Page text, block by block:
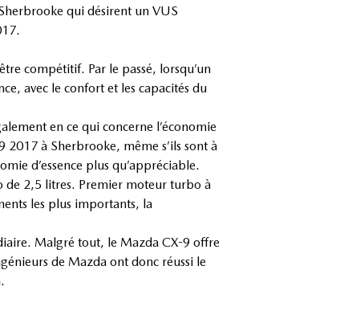
qui désirent un VUS
compétitif. Par le passé, lorsqu’un
avec le confort et les capacités du
en ce qui concerne l’économie
à Sherbrooke, même s’ils sont à
d’essence plus qu’appréciable.
de 2,5 litres. Premier moteur turbo à
les plus importants, la
Malgré tout, le Mazda CX-9 offre
de Mazda ont donc réussi le